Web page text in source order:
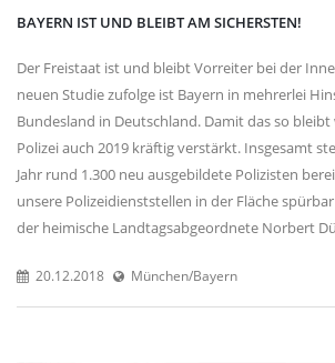
BAYERN IST UND BLEIBT AM SICHERSTEN!
Der Freistaat ist und bleibt Vorreiter bei der
neuen Studie zufolge ist Bayern in mehrerlei
Bundesland in Deutschland. Damit das so
Polizei auch 2019 kräftig verstärkt. Insgesamt
Jahr rund 1.300 neu ausgebildete Polizisten
unsere Polizeidienststellen in der Fläche
der heimische Landtagsabgeordnete Norbert
20.12.2018 München/Bayern